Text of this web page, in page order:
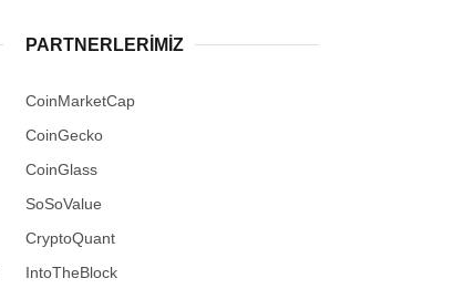
PARTNERLERIMIZ
CoinMarketCap
CoinGecko
CoinGlass
SoSoValue
CryptoQuant
IntoTheBlock